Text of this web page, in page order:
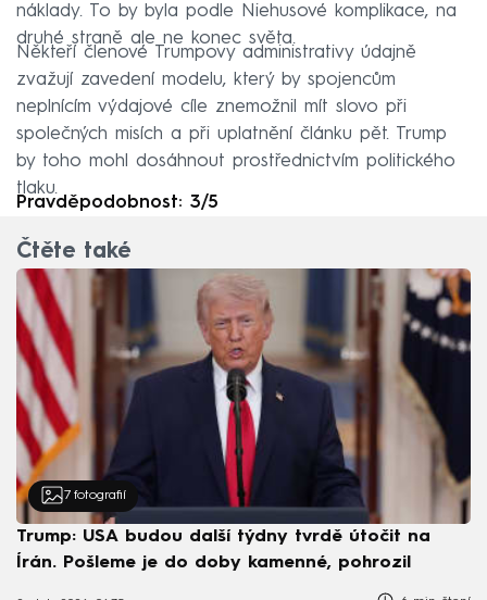
náklady. To by byla podle Niehusové komplikace, na
druhé straně ale ne konec světa.
Někteří členové Trumpovy administrativy údajně
zvažují zavedení modelu, který by spojencům
neplnícím výdajové cíle znemožnil mít slovo při
společných misích a při uplatnění článku pět. Trump
by toho mohl dosáhnout prostřednictvím politického
tlaku.
Pravděpodobnost: 3/5
Čtěte také
7 fotografií
Trump: USA budou další týdny tvrdě útočit na
Írán. Pošleme je do doby kamenné, pohrozil